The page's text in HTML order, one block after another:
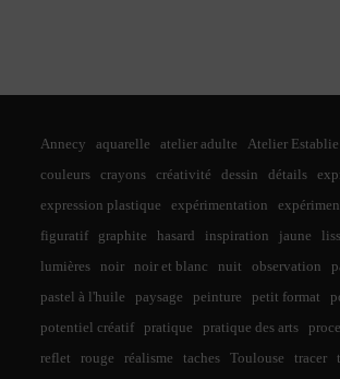
Annecy aquarelle atelier adulte Atelier Establie
couleurs
crayons créativité dessin détails
expression plastique
expérimentation
figuratif
graphite hasard inspiration jaune
lumières
noir noir et blanc nuit observation
pastel à l'huile
paysage peinture petit format
potentiel créatif
pratique pratique des arts
reflet
rouge réalisme taches Toulouse tracer